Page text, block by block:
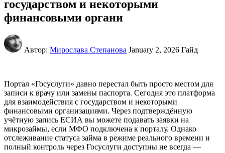
государством и некоторыми
финансовыми органи
Автор: Мирослава Степанова January 2, 2026 Гайд
Портал «Госуслуги» давно перестал быть просто местом для
записи к врачу или замены паспорта. Сегодня это платформа
для взаимодействия с государством и некоторыми
финансовыми организациями. Через подтверждённую
учётную запись ЕСИА вы можете подавать заявки на
микрозаймы, если МФО подключена к порталу. Однако
отслеживание статуса займа в режиме реального времени и
полный контроль через Госуслуги доступны не всегда —